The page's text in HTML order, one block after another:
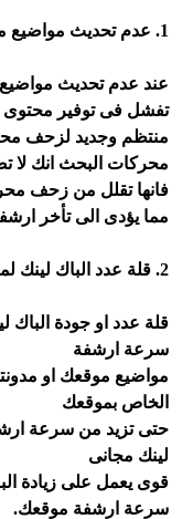
1. عدم تحديث مواضيع موقعك بانتظام
عند عدم تحديث مواضيع
تفشل فى توفير محتوى
منتظم وجديد لزحف
محركات البحث انك لا
فانها تقلل من زحف
مما يؤدى الى تأخر
2. قلة عدد الباك لينك لموقعك.
قلة عدد او جودة الباك
سرعة ارشفة
مواضيع موقعك او
الخاص بموقعك
لينك مجانى
قوى يعمل على زيادة
سرعة ارشفة موقعك.